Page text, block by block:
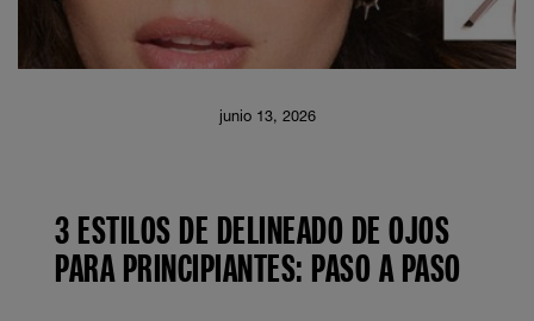
junio 13, 2026
3 ESTILOS DE DELINEADO DE OJOS
PARA PRINCIPIANTES: PASO A PASO